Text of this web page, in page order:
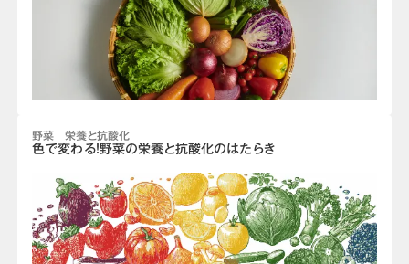
野菜 栄養と抗酸化
色で変わる！野菜の栄養と抗酸化のはたらき